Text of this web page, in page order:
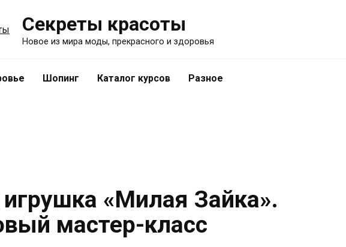
Секреты красоты
Новое из мира моды, прекрасного и здоровья
Шопинг Каталог курсов Разное
«Милая Зайка».
мастер-класс